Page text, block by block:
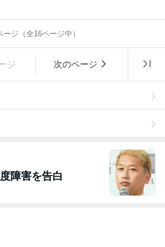
ジ（全16ページ中）
ジ 次のページ
障害を告白